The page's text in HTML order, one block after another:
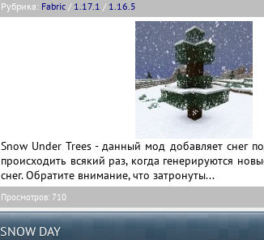
Рубрика: Fabric / 1.17.1 / 1.16.5
Snow Under Trees - данный мод добавляет снег
происходить всякий раз, когда генерируются
снег. Обратите внимание, что затронуты...
Просмотров: 710
SNOW DAY